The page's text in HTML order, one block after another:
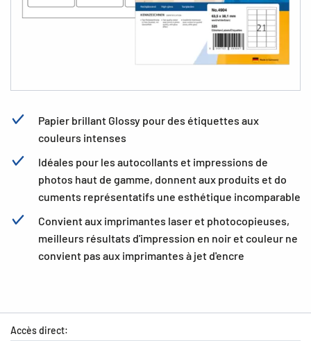
Papier brillant Glossy pour des étiquettes aux
couleurs intenses
Idéales pour les autocollants et impressions de
photos haut de gamme, donnent aux produits et do
cuments représentatifs une esthétique incomparable
Convient aux imprimantes laser et photocopieuses,
meilleurs résultats d'impression en noir et couleur ne
convient pas aux imprimantes à jet d'encre
Accès direct: